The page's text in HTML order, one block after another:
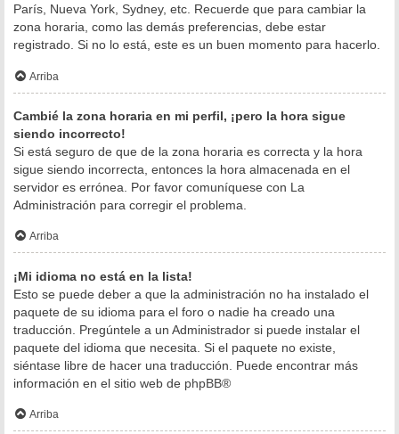
París, Nueva York, Sydney, etc. Recuerde que para cambiar la
zona horaria, como las demás preferencias, debe estar
registrado. Si no lo está, este es un buen momento para hacerlo.
Arriba
Cambié la zona horaria en mi perfil, ¡pero la hora sigue
siendo incorrecto!
Si está seguro de que de la zona horaria es correcta y la hora
sigue siendo incorrecta, entonces la hora almacenada en el
servidor es errónea. Por favor comuníquese con La
Administración para corregir el problema.
Arriba
¡Mi idioma no está en la lista!
Esto se puede deber a que la administración no ha instalado el
paquete de su idioma para el foro o nadie ha creado una
traducción. Pregúntele a un Administrador si puede instalar el
paquete del idioma que necesita. Si el paquete no existe,
siéntase libre de hacer una traducción. Puede encontrar más
información en el sitio web de phpBB®
Arriba